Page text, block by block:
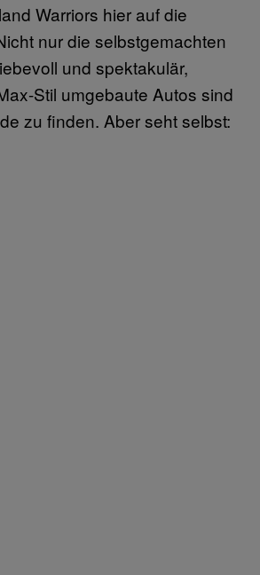
Warriors hier auf die
nur die selbstgemachten
und spektakulär,
Stil umgebaute Autos sind
zu finden. Aber seht selbst: